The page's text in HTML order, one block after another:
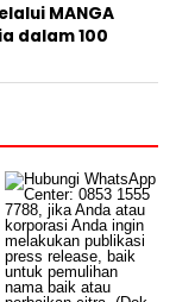
MANGA
dalam 100